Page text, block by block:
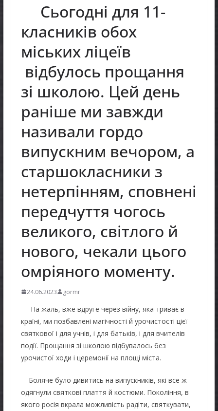
Сьогодні для 11-
класників обох
міських ліцеїв
відбулось прощання
зі школою. Цей день
раніше ми завжди
називали гордо
випускним вечором, а
старшокласники з
нетерпінням, сповнені
передчуття чогось
великого, світлого й
нового, чекали цього
омріяного моменту.
24.06.2023 gormr
На жаль, вже вдруге через війну, яка триває в
країні, ми позбавлені магічності й урочистості цієї
святкової і для учнів, і для батьків, і для вчителів
події. Прощання зі школою відбувалось без
урочистої ходи і церемонії на площі міста.
Боляче було дивитись на випускників, які все ж
одягнули святкові плаття й костюми. Покоління, в
якого росія вкрала можливість радіти, святкувати,